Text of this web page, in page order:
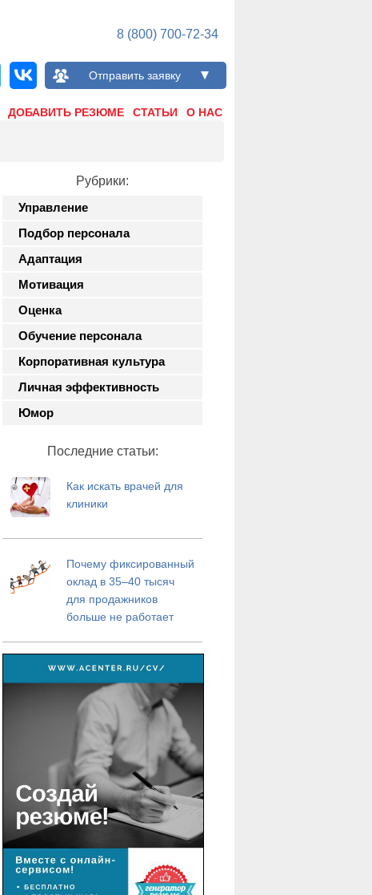
8 (800) 700-72-34
Отправить заявку
ДОБАВИТЬ РЕЗЮМЕ СТАТЬИ О НАС
Рубрики:
Управление
Подбор персонала
Адаптация
Мотивация
Оценка
Обучение персонала
Корпоративная культура
Личная эффективность
Юмор
Последние статьи:
Как искать врачей для
клиники
Почему фиксированный
оклад в 35–40 тысяч
для продажников
больше не работает